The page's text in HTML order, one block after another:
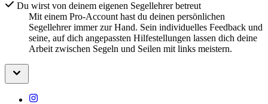
Du wirst von deinem eigenen Segellehrer betreut
Mit einem Pro-Account hast du deinen persönlichen
Segellehrer immer zur Hand. Sein individuelles Feedback und
seine, auf dich angepassten Hilfestellungen lassen dich deine
Arbeit zwischen Segeln und Seilen mit links meistern.